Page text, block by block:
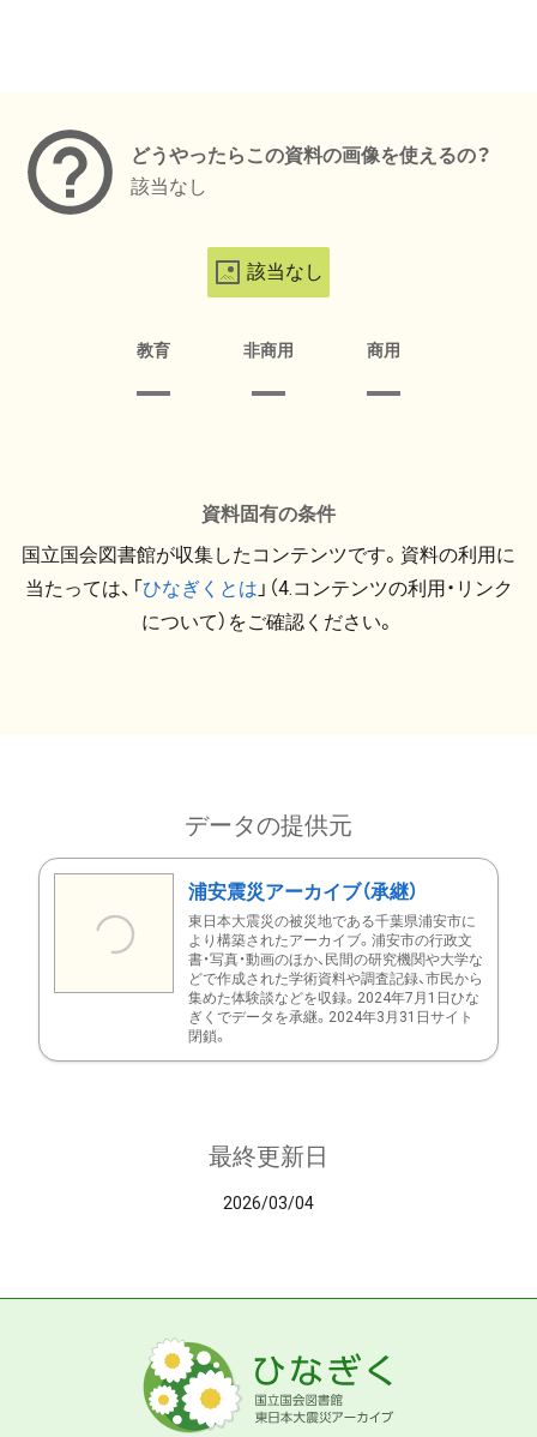
どうやったらこの資料の画像を使えるの？
該当なし
該当なし
教育 非商用 商用
資料固有の条件
国立国会図書館が収集したコンテンツです。資料の利用に
当たっては、「ひなぎくとは 」（4.コンテンツの利用・リンク
について）をご確認ください。
データの提供元
浦安震災アーカイブ（承継）
東日本大震災の被災地である千葉県浦安市に
より構築されたアーカイブ。浦安市の行政文
書・写真・動画のほか、民間の研究機関や大学な
どで作成された学術資料や調査記録、市民から
集めた体験談などを収録。2024年7月1日ひな
ぎくでデータを承継。2024年3月31日サイト
閉鎖。
最終更新日
2026/03/04